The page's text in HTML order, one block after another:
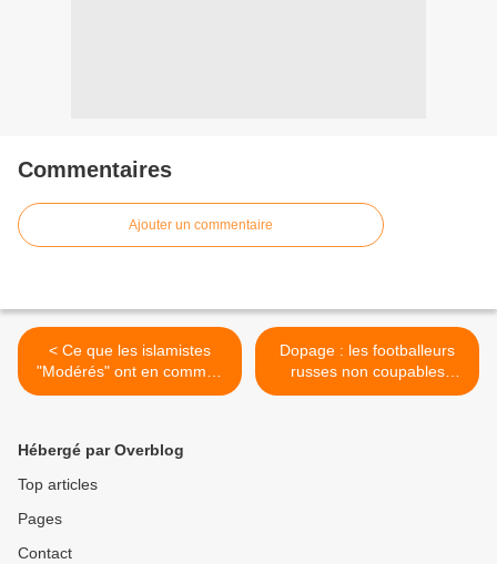
Commentaires
Ajouter un commentaire
< Ce que les islamistes
"Modérés" ont en commun
avec l'état islamique
Dopage : les footballeurs
russes non coupables
(Médias) >
Hébergé par Overblog
Top articles
Pages
Contact